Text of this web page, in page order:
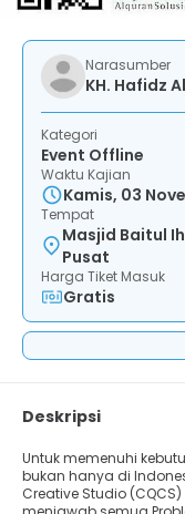
Narasumber
KH. Hafidz
Kategori
Event Offline
Waktu Kajian
Kamis, 03
Tempat
Masjid Baitul
Pusat
Harga Tiket Masuk
Gratis
Deskripsi
Untuk memenuhi
bukan hanya di
Creative Studio